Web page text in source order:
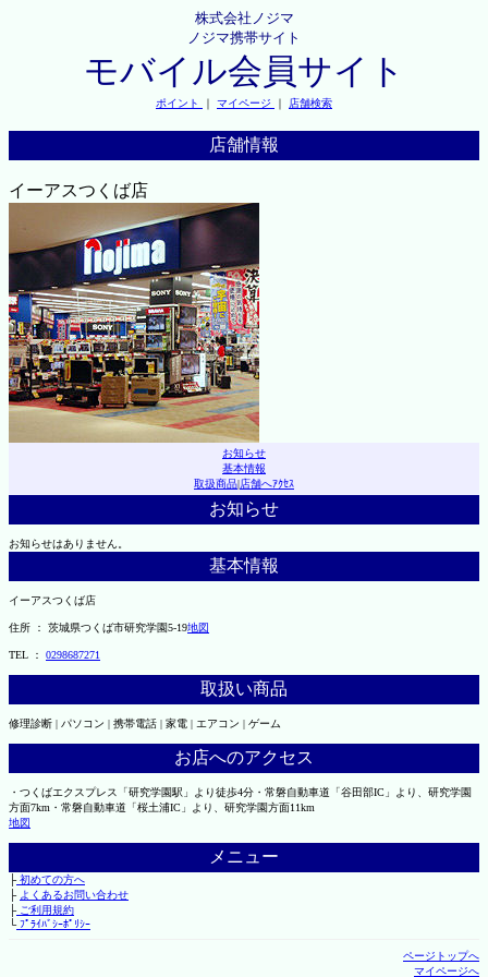
株式会社ノジマ
ノジマ携帯サイト
モバイル会員サイト
ポイント ｜ マイページ ｜ 店舗検索
店舗情報
イーアスつくば店
お知らせ
基本情報
取扱商品|店舗へｱｸｾｽ
お知らせ
お知らせはありません。
基本情報
イーアスつくば店
住所 ： 茨城県つくば市研究学園5-19地図
TEL ： 0298687271
取扱い商品
修理診断 | パソコン | 携帯電話 | 家電 | エアコン | ゲーム
お店へのアクセス
・つくばエクスプレス「研究学園駅」より徒歩4分・常磐自動車道「谷田部IC」より、研究学園
方面7km・常磐自動車道「桜土浦IC」より、研究学園方面11km
地図
メニュー
├初めての方へ
├ よくあるお問い合わせ
├ご利用規約
└ﾌﾟﾗｲﾊﾞｼｰﾎﾟﾘｼｰ
ページトップへ
マイページへ